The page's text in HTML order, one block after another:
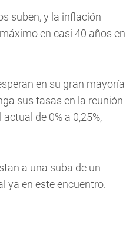
suben, y la inflación
en casi 40 años en
en su gran mayoría
sus tasas en la reunión
de 0% a 0,25%,
a una suba de un
ya en este encuentro.